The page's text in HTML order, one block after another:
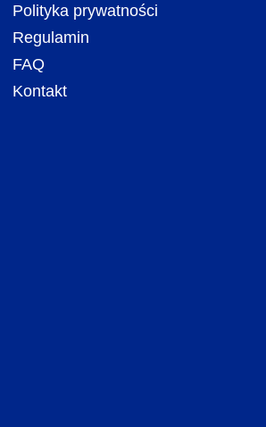
Polityka prywatności
Regulamin
FAQ
Kontakt